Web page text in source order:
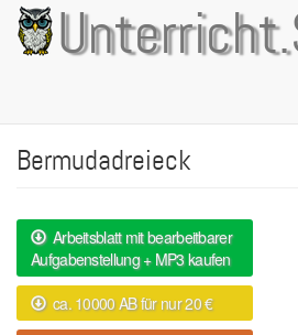
Direkt
zum
Inhalt
Bermudadreieck
Arbeitsblatt mit bearbeitbarer
Aufgabenstellung + MP3 kaufen
ca. 10000 AB für nur 20 €